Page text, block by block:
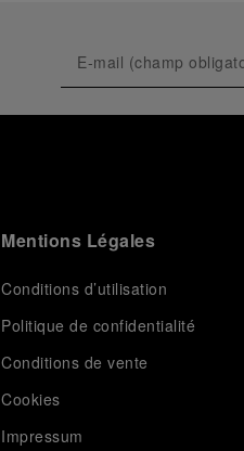
Mentions Légales
Conditions d’utilisation
Politique de confidentialité
Conditions de vente
Cookies
Impressum